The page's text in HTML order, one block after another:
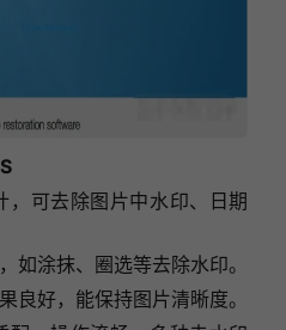
，可去除图片中水印、日期
如涂抹、圈选等去除水印。
良好，能保持图片清晰度。
再说